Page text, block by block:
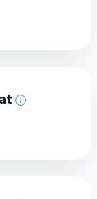
További